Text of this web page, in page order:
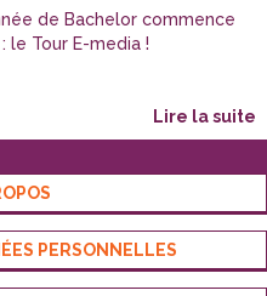
de Bachelor commence
le Tour E-media !
lire la suite
PERSONNELLES